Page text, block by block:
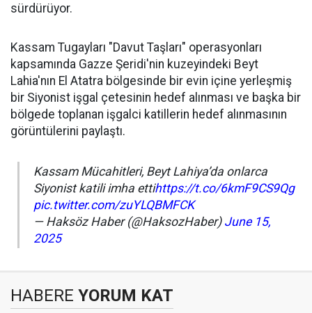
sürdürüyor.
Kassam Tugayları "Davut Taşları" operasyonları
kapsamında Gazze Şeridi'nin kuzeyindeki Beyt
Lahia'nın El Atatra bölgesinde bir evin içine yerleşmiş
bir Siyonist işgal çetesinin hedef alınması ve başka bir
bölgede toplanan işgalci katillerin hedef alınmasının
görüntülerini paylaştı.
Kassam Mücahitleri, Beyt Lahiya’da onlarca
Siyonist katili imha ettihttps://t.co/6kmF9CS9Qg
pic.twitter.com/zuYLQBMFCK
— Haksöz Haber (@HaksozHaber) June 15,
2025
HABERE YORUM KAT